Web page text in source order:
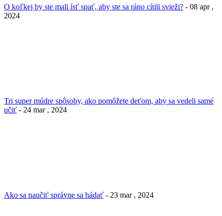
O koľkej by ste mali ísť spať, aby ste sa ráno cítili svieži? - 08 apr ,
2024
Tri super múdre spôsoby, ako pomôžete deťom, aby sa vedeli samé
učiť - 24 mar , 2024
Ako sa naučiť správne sa hádať - 23 mar , 2024